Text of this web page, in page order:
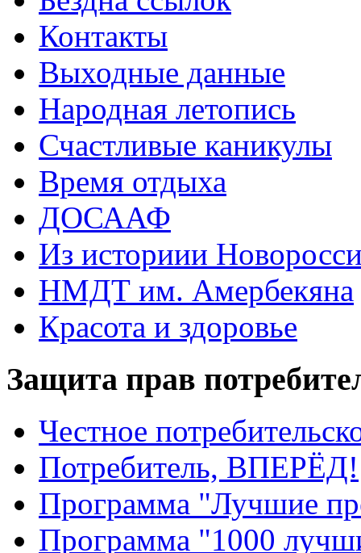
Контакты
Выходные данные
Народная летопись
Счастливые каникулы
Время отдыха
ДОСААФ
Из историии
НМДТ им. Амербекяна
Красота и здоровье
Защита прав
Честное
Потребитель, ВПЕРЁД!
Программа "Лучшие
Программа "1000